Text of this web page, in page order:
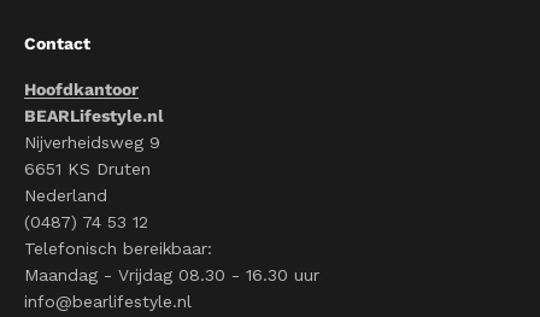
Contact
Hoofdkantoor
BEARLifestyle.nl
Nijverheidsweg 9
6651 KS Druten
Nederland
(0487) 74 53 12
Telefonisch bereikbaar:
Maandag - Vrijdag 08.30 - 16.30 uur
info@bearlifestyle.nl